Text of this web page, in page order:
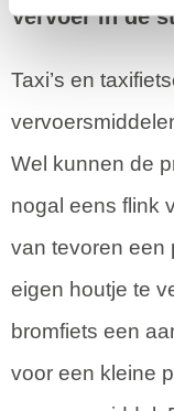
Vervoer in de
Taxi’s en
Wel kunnen de
nogal eens flink
van tevoren een
eigen houtje te
bromfiets een
voor een kleine